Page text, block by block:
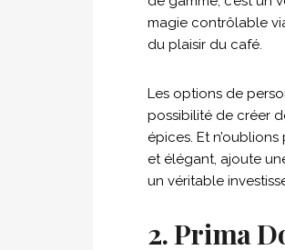
magie contrôlable
du plaisir du café.
Les options de
possibilité de créer
épices. Et n’oublions
et élégant, ajoute
un véritable
2. Prima